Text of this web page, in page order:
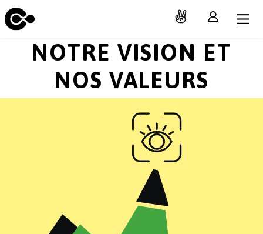
NOTRE VISION ET
NOS VALEURS